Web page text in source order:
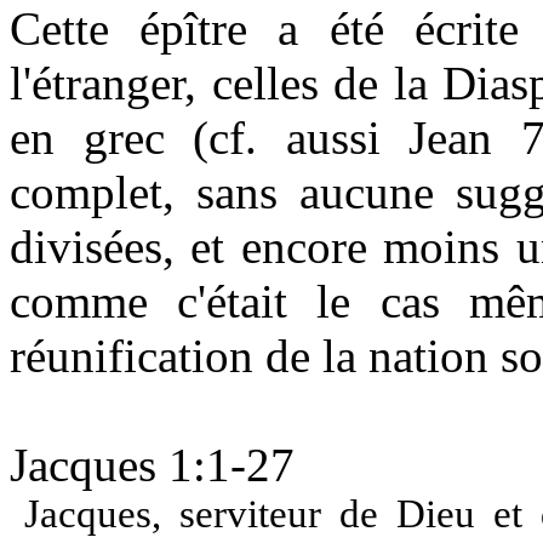
Cette épître a été écrite
l'étranger, celles de la
en grec (cf. aussi Jean
complet, sans aucune
divisées, et encore moins
comme c'était le cas
réunification de la nation
Jacques 1:1-27
Jacques, serviteur de Dieu et